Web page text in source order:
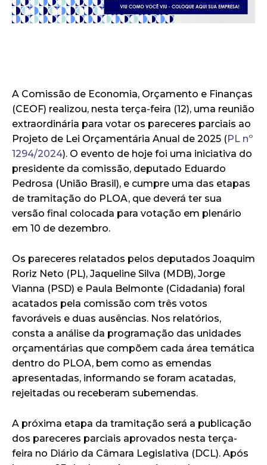
A Comissão de Economia, Orçamento e Finanças
(CEOF) realizou, nesta terça-feira (12), uma reunião
extraordinária para votar os pareceres parciais ao
Projeto de Lei Orçamentária Anual de 2025 (PL nº
1294/2024). O evento de hoje foi uma iniciativa do
presidente da comissão, deputado Eduardo
Pedrosa (União Brasil), e cumpre uma das etapas
de tramitação do PLOA, que deverá ter sua
versão final colocada para votação em plenário
em 10 de dezembro.
Os pareceres relatados pelos deputados Joaquim
Roriz Neto (PL), Jaqueline Silva (MDB), Jorge
Vianna (PSD) e Paula Belmonte (Cidadania) foral
acatados pela comissão com três votos
favoráveis e duas ausências. Nos relatórios,
consta a análise da programação das unidades
orçamentárias que compõem cada área temática
dentro do PLOA, bem como as emendas
apresentadas, informando se foram acatadas,
rejeitadas ou receberam subemendas.
A próxima etapa da tramitação será a publicação
dos pareceres parciais aprovados nesta terça-
feira no Diário da Câmara Legislativa (DCL). Após